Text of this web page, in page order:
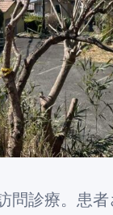
問診療。患